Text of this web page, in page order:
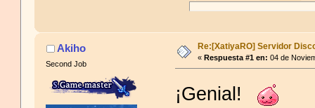
Akiho
Second Job
Re:[XatiyaRO] Servidor
«Respuesta #1 en: 04 de
¡Genial!